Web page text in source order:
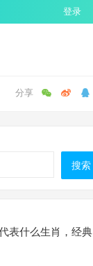
登录
搜索
表什么生肖，经典